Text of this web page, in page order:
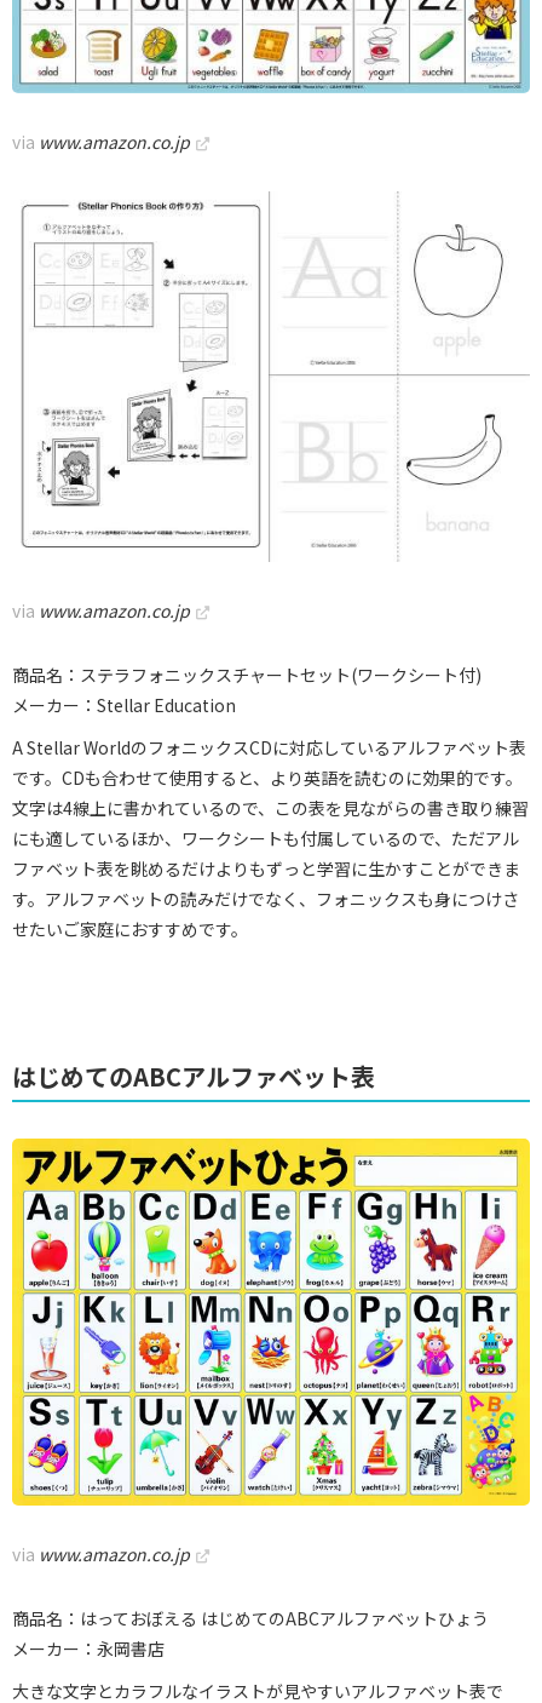
via www.amazon.co.jp
via www.amazon.co.jp
商品名：ステラフォニックスチャートセット(ワークシート付)
メーカー：Stellar Education
A Stellar WorldのフォニックスCDに対応しているアルファベット表
です。CDも合わせて使用すると、より英語を読むのに効果的です。
文字は4線上に書かれているので、この表を見ながらの書き取り練習
にも適しているほか、ワークシートも付属しているので、ただアル
ファベット表を眺めるだけよりもずっと学習に生かすことができま
す。アルファベットの読みだけでなく、フォニックスも身につけさ
せたいご家庭におすすめです。
はじめてのABCアルファベット表
via www.amazon.co.jp
商品名：はっておぼえる はじめてのABCアルファベットひょう
メーカー：永岡書店
大きな文字とカラフルなイラストが見やすいアルファベット表で